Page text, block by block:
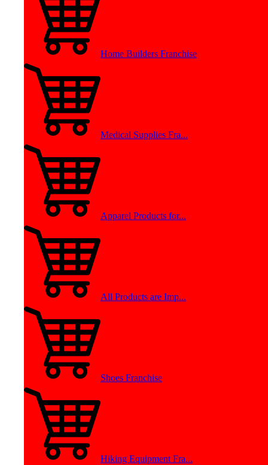
Home Builders Franchise
Medical Supplies Fra...
Apparel Products for...
All Products are Imp...
Shoes Franchise
Hiking Equipment Fra...